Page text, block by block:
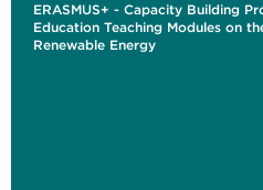
ERASMUS+ - Capacity Building
Education Teaching Modules on
Renewable Energy